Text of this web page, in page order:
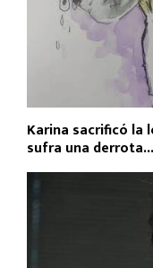
Karina sacrificó la
sufra una derrota...